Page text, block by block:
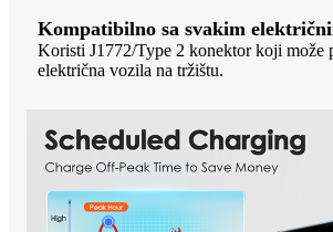
Kompatibilno sa svakim
Koristi J1772/Type 2 konektor koji može
električna vozila na tržištu.